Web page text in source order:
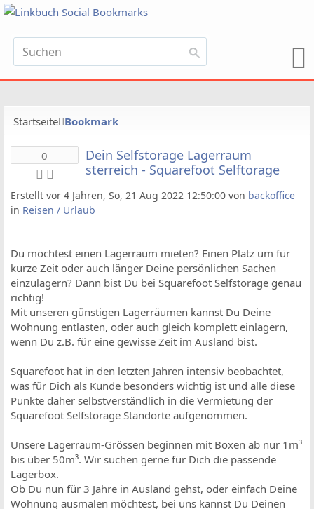
Startseite Bookmark
0
Dein Selfstorage Lagerraum
sterreich - Squarefoot Selftorage
Erstellt vor 4 Jahren, So, 21 Aug 2022 12:50:00 von backoffice
in Reisen / Urlaub
Du möchtest einen Lagerraum mieten? Einen Platz um für
kurze Zeit oder auch länger Deine persönlichen Sachen
einzulagern? Dann bist Du bei Squarefoot Selfstorage genau
richtig!
Mit unseren günstigen Lagerräumen kannst Du Deine
Wohnung entlasten, oder auch gleich komplett einlagern,
wenn Du z.B. für eine gewisse Zeit im Ausland bist.
Squarefoot hat in den letzten Jahren intensiv beobachtet,
was für Dich als Kunde besonders wichtig ist und alle diese
Punkte daher selbstverständlich in die Vermietung der
Squarefoot Selfstorage Standorte aufgenommen.
Unsere Lagerraum-Grössen beginnen mit Boxen ab nur 1m³
bis über 50m³. Wir suchen gerne für Dich die passende
Lagerbox.
Ob Du nun für 3 Jahre in Ausland gehst, oder einfach Deine
Wohnung ausmalen möchtest, bei uns kannst Du Deinen